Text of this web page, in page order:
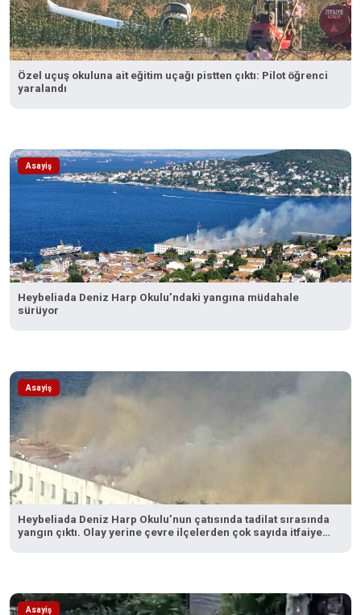
Özel uçuş okuluna ait eğitim uçağı pistten çıktı: Pilot öğrenci
yaralandı
Asayiş
Heybeliada Deniz Harp Okulu’ndaki yangına müdahale
sürüyor
Asayiş
Heybeliada Deniz Harp Okulu’nun çatısında tadilat sırasında
yangın çıktı. Olay yerine çevre ilçelerden çok sayıda itfaiye
Asayiş